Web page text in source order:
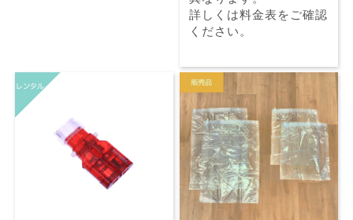
詳しくは料金表をご確認
ください。